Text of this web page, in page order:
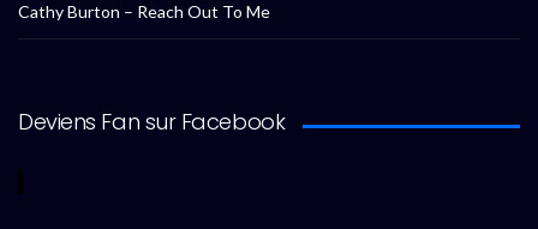
Cathy Burton – Reach Out To Me
Deviens Fan sur Facebook